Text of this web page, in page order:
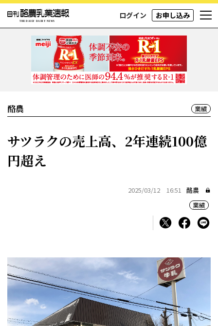
ログイン お申し込み
酪農 業績
サツラクの売上高、2年連続100億
円超え
2025/03/12 16:51 酪農
業績